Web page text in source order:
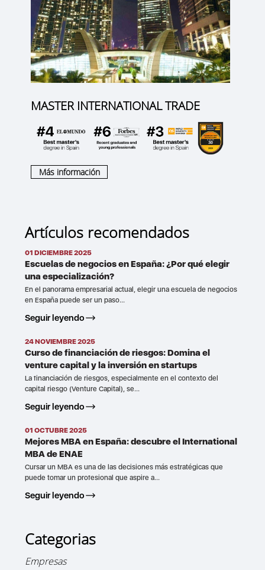
MASTER INTERNATIONAL TRADE
Más información
Artículos recomendados
01 DICIEMBRE 2025
Escuelas de negocios en España: ¿Por qué elegir
una especialización?
En el panorama empresarial actual, elegir una escuela de negocios
en España puede ser un paso...
Seguir leyendo
24 NOVIEMBRE 2025
Curso de financiación de riesgos: Domina el
venture capital y la inversión en startups
La financiación de riesgos, especialmente en el contexto del
capital riesgo (Venture Capital), se...
Seguir leyendo
01 OCTUBRE 2025
Mejores MBA en España: descubre el International
MBA de ENAE
Cursar un MBA es una de las decisiones más estratégicas que
puede tomar un profesional que aspire a...
Seguir leyendo
Categorias
Empresas